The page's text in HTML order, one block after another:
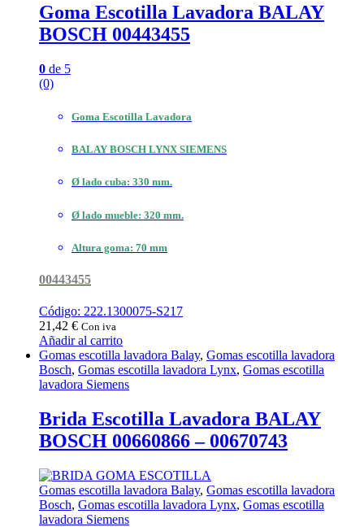
Goma Escotilla Lavadora BALAY
BOSCH 00443455
0 de 5
(0)
Goma Escotilla Lavadora
BALAY BOSCH LYNX SIEMENS
Ø lado cuba: 330 mm.
Ø lado mueble: 320 mm.
Altura goma: 70 mm
00443455
Código: 222.1300075-S217
21,42 € Con iva
Añadir al carrito
Gomas escotilla lavadora Balay, Gomas escotilla lavadora
Bosch, Gomas escotilla lavadora Lynx, Gomas escotilla
lavadora Siemens
Brida Escotilla Lavadora BALAY
BOSCH 00660866 – 00670743
Gomas escotilla lavadora Balay, Gomas escotilla lavadora
Bosch, Gomas escotilla lavadora Lynx, Gomas escotilla
lavadora Siemens